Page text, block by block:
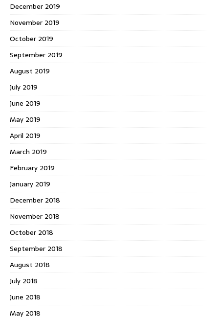
December 2019
November 2019
October 2019
September 2019
August 2019
July 2019
June 2019
May 2019
April 2019
March 2019
February 2019
January 2019
December 2018
November 2018
October 2018
September 2018
August 2018
July 2018
June 2018
May 2018